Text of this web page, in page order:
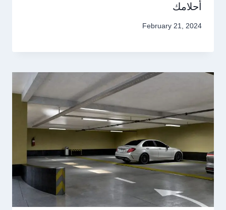
أحلامك
February 21, 2024